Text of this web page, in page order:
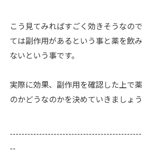
こう見てみればすごく効きそうなの
ては副作用があるという事と薬を飲
ないという事です。
実際に効果、副作用を確認した上で
のかどうなのかを決めていきましょう
--